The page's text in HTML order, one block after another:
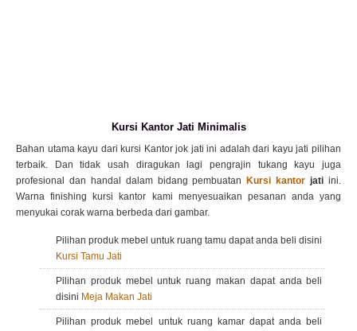
Kursi Kantor Jati Minimalis
Bahan utama kayu dari kursi Kantor jok jati ini adalah dari kayu jati pilihan
terbaik. Dan tidak usah diragukan lagi pengrajin tukang kayu juga
profesional dan handal dalam bidang pembuatan
Kursi kantor jati ini.
Warna finishing kursi kantor kami menyesuaikan pesanan anda yang
menyukai corak warna berbeda dari gambar.
Pilihan produk mebel untuk ruang tamu dapat anda beli disini
Kursi Tamu Jati
Pilihan produk mebel untuk ruang makan dapat anda beli
disini Meja Makan Jati
Pilihan produk mebel untuk ruang kamar dapat anda beli